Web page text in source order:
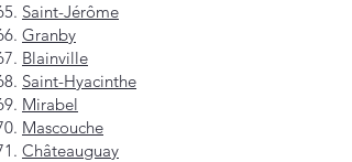
Saint-Jérôme
Granby
Blainville
Saint-Hyacinthe
Mirabel
Mascouche
Châteauguay